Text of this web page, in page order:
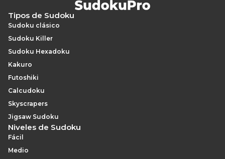
Tipos de Sudoku
Sudoku clásico
Sudoku Killer
Sudoku Hexadoku
Kakuro
Futoshiki
Calcudoku
Skyscrapers
Jigsaw Sudoku
Niveles de Sudoku
Fácil
Medio